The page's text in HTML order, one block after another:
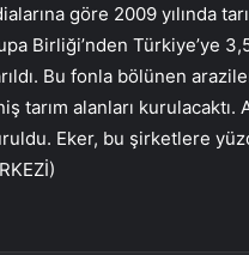
göre 2009 yılında
Birliği’nden Türkiye’ye
Bu fonla bölünen
tarım alanları kurulacaktı.
Eker, bu şirketlere